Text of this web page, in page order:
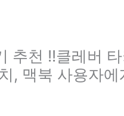
추천 !!클레버
, 맥북 사용자에